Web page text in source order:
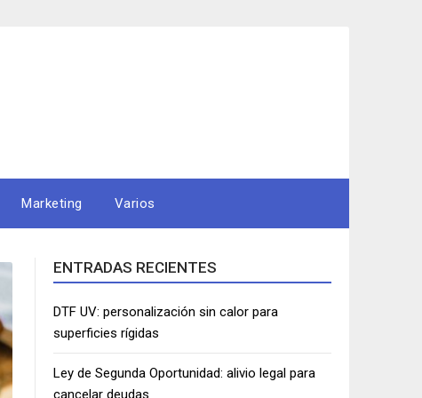
Marketing Varios
ENTRADAS RECIENTES
DTF UV: personalización sin calor para
superficies rígidas
Ley de Segunda Oportunidad: alivio legal para
cancelar deudas